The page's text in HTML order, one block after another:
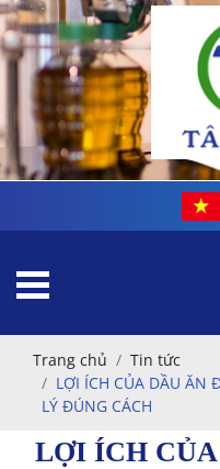
Trang chủ
Tin tức
LỢI ÍCH CỦA DẦU ĂN
LÝ ĐÚNG CÁCH
LỢI ÍCH